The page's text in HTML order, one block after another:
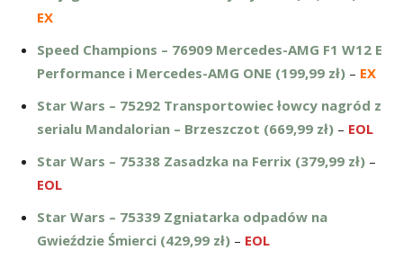
EX
Speed Champions – 76909 Mercedes-AMG F1 W12 E
Performance i Mercedes-AMG ONE (199,99 zł) – EX
Star Wars – 75292 Transportowiec łowcy nagród z
serialu Mandalorian – Brzeszczot (669,99 zł) – EOL
Star Wars – 75338 Zasadzka na Ferrix (379,99 zł) –
EOL
Star Wars – 75339 Zgniatarka odpadów na
Gwieździe Śmierci (429,99 zł) – EOL